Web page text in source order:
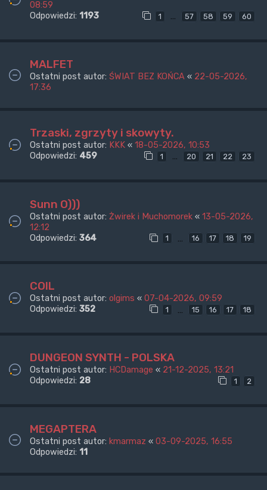
08:59
Odpowiedzi: 1193 1 … 57 58 59 60
MALFET
Ostatni post autor: ŚWIAT BEZ KOŃCA « 22-05-2026,
17:36
Trzaski, zgrzyty i skowyty.
Ostatni post autor: KKK « 18-05-2026, 10:53
Odpowiedzi: 459 1 … 20 21 22 23
Sunn O)))
Ostatni post autor: Żwirek i Muchomorek « 13-05-2026,
12:12
Odpowiedzi: 364 1 … 16 17 18 19
COIL
Ostatni post autor: olgims « 07-04-2026, 09:59
Odpowiedzi: 352 1 … 15 16 17 18
DUNGEON SYNTH - POLSKA
Ostatni post autor: HCDamage « 21-12-2025, 13:21
Odpowiedzi: 28 1 2
MEGAPTERA
Ostatni post autor: kmarmaz « 03-09-2025, 16:55
Odpowiedzi: 11